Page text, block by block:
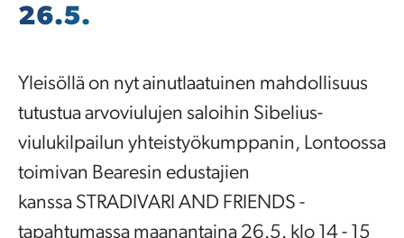
26.5.
Yleisöllä on nyt ainutlaatuinen mahdollisuus
tutustua arvoviulujen saloihin Sibelius-
viulukilpailun yhteistyökumppanin, Lontoossa
toimivan Bearesin edustajien
kanssa STRADIVARI AND FRIENDS -
tapahtumassa maanantaina 26.5. klo 14 - 15